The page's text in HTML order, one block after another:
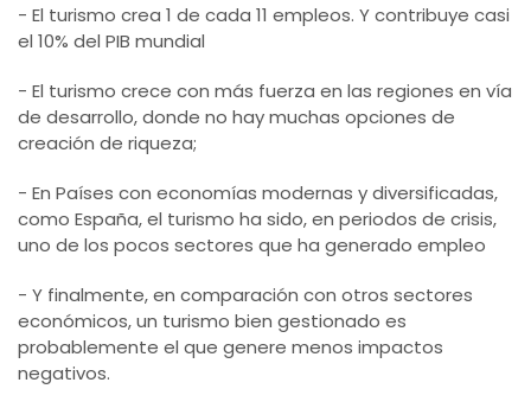
- El turismo crea 1 de cada 11 empleos. Y contribuye casi
el 10% del PIB mundial
- El turismo crece con más fuerza en las regiones en vía
de desarrollo, donde no hay muchas opciones de
creación de riqueza;
- En Países con economías modernas y diversificadas,
como España, el turismo ha sido, en periodos de crisis,
uno de los pocos sectores que ha generado empleo
- Y finalmente, en comparación con otros sectores
económicos, un turismo bien gestionado es
probablemente el que genere menos impactos
negativos.